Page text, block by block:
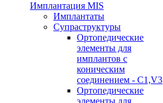
Имплантация MIS
Имплантаты
Супраструктуры
Ортопедические
элементы для
имплантов с
коническим
соединением - C1,V3
Ортопедические
элементы для